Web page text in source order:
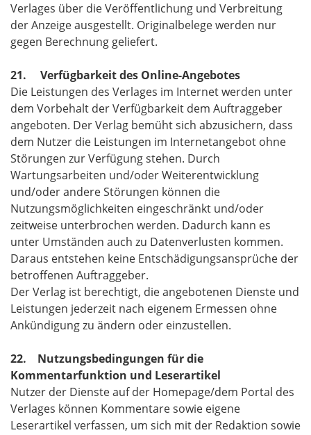
Verlages über die Veröffentlichung und Verbreitung
der Anzeige ausgestellt. Originalbelege werden nur
gegen Berechnung geliefert.
21. Verfügbarkeit des Online-Angebotes
Die Leistungen des Verlages im Internet werden unter
dem Vorbehalt der Verfügbarkeit dem Auftraggeber
angeboten. Der Verlag bemüht sich abzusichern, dass
dem Nutzer die Leistungen im Internetangebot ohne
Störungen zur Verfügung stehen. Durch
Wartungsarbeiten und/oder Weiterentwicklung
und/oder andere Störungen können die
Nutzungsmöglichkeiten eingeschränkt und/oder
zeitweise unterbrochen werden. Dadurch kann es
unter Umständen auch zu Datenverlusten kommen.
Daraus entstehen keine Entschädigungsansprüche der
betroffenen Auftraggeber.
Der Verlag ist berechtigt, die angebotenen Dienste und
Leistungen jederzeit nach eigenem Ermessen ohne
Ankündigung zu ändern oder einzustellen.
22. Nutzungsbedingungen für die
Kommentarfunktion und Leserartikel
Nutzer der Dienste auf der Homepage/dem Portal des
Verlages können Kommentare sowie eigene
Leserartikel verfassen, um sich mit der Redaktion sowie